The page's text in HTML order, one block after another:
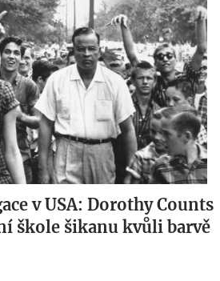
v USA: Dorothy Counts
škole šikanu kvůli barvě